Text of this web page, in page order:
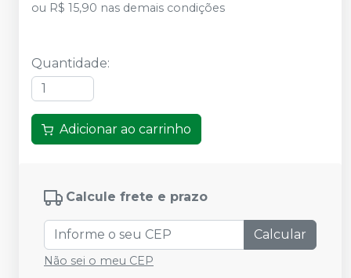
ou R$ 15,90 nas demais condições
Quantidade:
Adicionar ao carrinho
Calcule frete e prazo
Calcular
Não sei o meu CEP